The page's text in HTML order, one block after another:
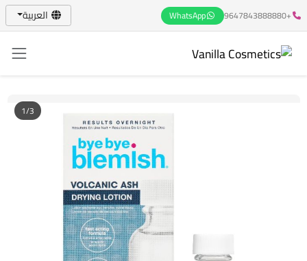
+9647843888880
WhatsApp العربية
1/3